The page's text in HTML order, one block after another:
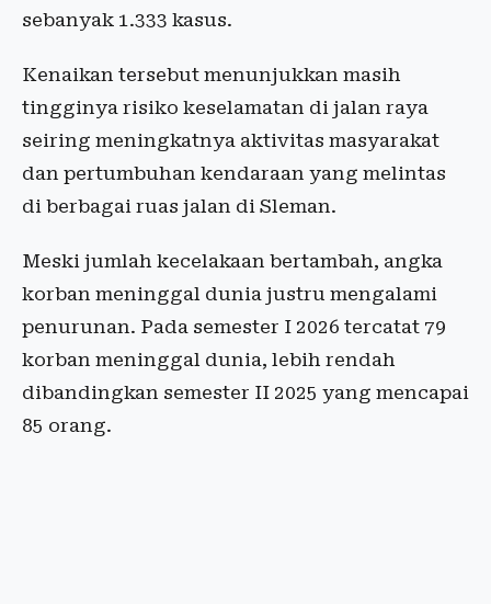
sebanyak 1.333 kasus.
Kenaikan tersebut menunjukkan masih
tingginya risiko keselamatan di jalan raya
seiring meningkatnya aktivitas masyarakat
dan pertumbuhan kendaraan yang melintas
di berbagai ruas jalan di Sleman.
Meski jumlah kecelakaan bertambah, angka
korban meninggal dunia justru mengalami
penurunan. Pada semester I 2026 tercatat 79
korban meninggal dunia, lebih rendah
dibandingkan semester II 2025 yang mencapai
85 orang.